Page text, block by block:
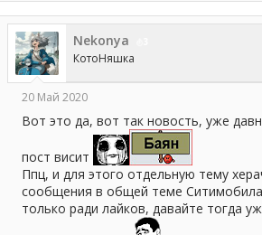
Nekonya
КотоНяшка
20 Май 2020
Вот это да, вот так новость, уже
пост висит
Ппц, и для этого отдельную тему
сообщения в общей теме
только ради лайков, давайте тогда